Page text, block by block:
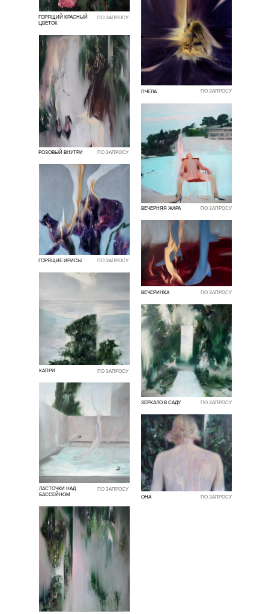
ГОРЯЩИЙ КРАСНЫЙ
ЦВЕТОК
ПО ЗАПРОСУ
ПО ЗАПРОСУ
ПЧЕЛА
ПО ЗАПРОСУ
ВЕЧЕРИНКА
ПО ЗАПРОСУ
РОЗОВЫЙ ВНУТРИ
ГОРЯЩИЕ ИРИСЫ
ПО ЗАПРОСУ
ВЕЧЕРНЯЯ ЖАРА
ПО ЗАПРОСУ
ЛАСТОЧКИ НАД
БАССЕЙНОМ
ПО ЗАПРОСУ
ЗЕРКАЛО В САДУ
ПО ЗАПРОСУ
ОНА
ПО ЗАПРОСУ
КАПРИ
ПО ЗАПРОСУ